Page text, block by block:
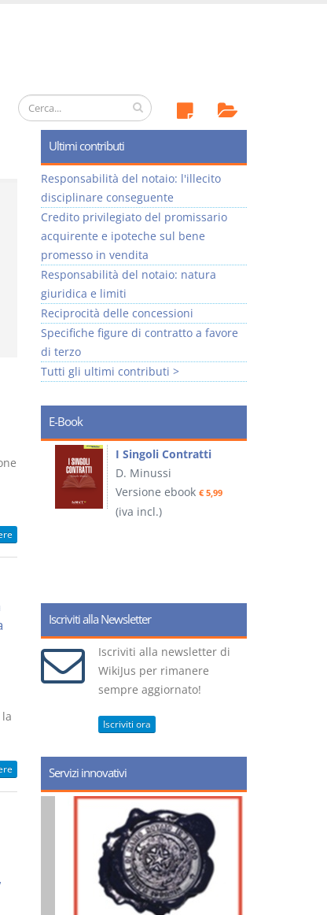
Ultimi contributi
Responsabilità del notaio: l'illecito
disciplinare conseguente
Credito privilegiato del promissario
acquirente e ipoteche sul bene
promesso in vendita
Responsabilità del notaio: natura
giuridica e limiti
Reciprocità delle concessioni
Specifiche figure di contratto a favore
di terzo
Tutti gli ultimi contributi >
E-Book
I Singoli Contratti
D. Minussi
Versione ebook € 5,99
(iva incl.)
Iscriviti alla Newsletter
Iscriviti alla newsletter di
WikiJus per rimanere
sempre aggiornato!
Iscriviti ora
Servizi innovativi